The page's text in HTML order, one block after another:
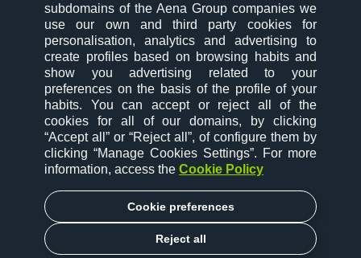
subdomains of the Aena Group companies we
use our own and third party cookies for
personalisation, analytics and advertising to
create profiles based on browsing habits and
show you advertising related to your
preferences on the basis of the profile of your
habits. You can accept or reject all of the
cookies for all of our domains, by clicking
“Accept all” or “Reject all”, of configure them by
clicking “Manage Cookies Settings”. For more
information, access the Cookie Policy
Cookie preferences
Reject all